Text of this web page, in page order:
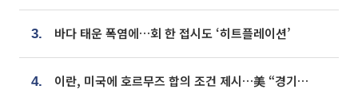
3. 바다 태운 폭염에…회 한 접시도 ‘히트플레이션’
4. 이란, 미국에 호르무즈 합의 조건 제시…美 “경기 아직 안 끝나” [종합]